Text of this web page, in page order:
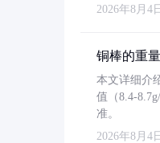
2026年8月4
铜棒的重
本文详细介
值（8.4-
准。
2026年8月4